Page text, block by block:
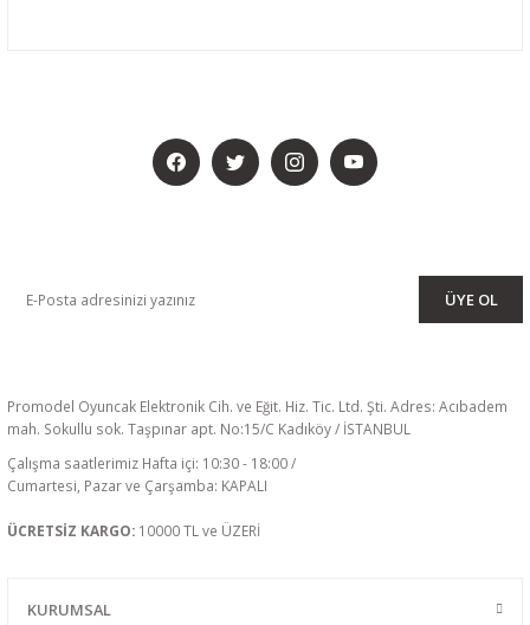
ÜYE OL
Promodel Oyuncak Elektronik Cih. ve Eğit. Hiz. Tic. Ltd. Şti. Adres: Acıbadem
mah. Sokullu sok. Taşpınar apt. No:15/C Kadıköy / İSTANBUL
Çalışma saatlerimiz Hafta içi: 10:30 - 18:00 /
Cumartesi, Pazar ve Çarşamba: KAPALI
ÜCRETSİZ KARGO: 10000 TL ve ÜZERİ
KURUMSAL